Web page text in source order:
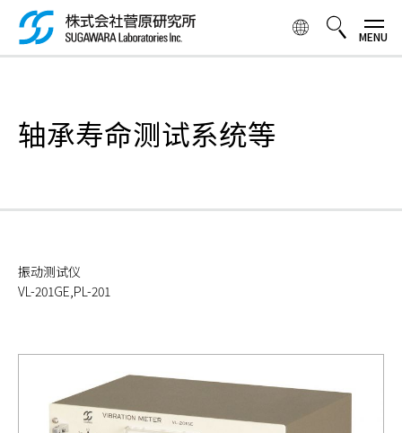
跳
转
容
轴承寿命测试系统等
振动测试仪
VL-201GE,PL-201